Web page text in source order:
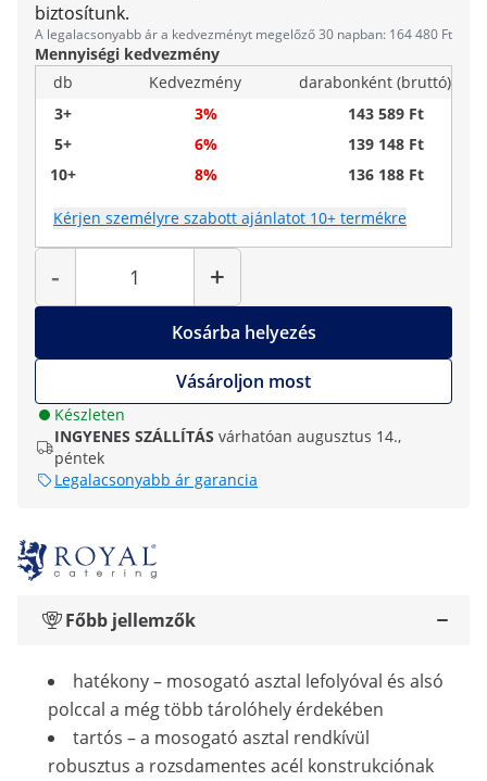
biztosítunk.
A legalacsonyabb ár a kedvezményt megelőző 30 napban: 164 480 Ft
Mennyiségi kedvezmény
db
Kedvezmény
darabonként (bruttó)
3+
3%
143 589 Ft
5+
6%
139 148 Ft
10+
8% 136 188 Ft
Kérjen személyre szabott ajánlatot 10+ termékre
-
Mennyiség
+
Kosárba helyezés
Vásároljon most
Készleten
INGYENES SZÁLLÍTÁS várhatóan augusztus 14.,
péntek
Legalacsonyabb ár garancia
Főbb jellemzők
hatékony – mosogató asztal lefolyóval és alsó
polccal a még több tárolóhely érdekében
tartós – a mosogató asztal rendkívül
robusztus a rozsdamentes acél konstrukciónak